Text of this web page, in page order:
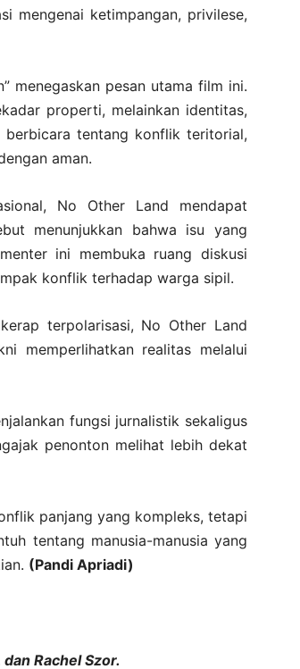
mengenai ketimpangan, privilese,
menegaskan pesan utama film ini.
properti, melainkan identitas,
berbicara tentang konflik teritorial,
aman.
No Other Land mendapat
menunjukkan bahwa isu yang
ini membuka ruang diskusi
konflik terhadap warga sipil.
terpolarisasi, No Other Land
memperlihatkan realitas melalui
fungsi jurnalistik sekaligus
penonton melihat lebih dekat
panjang yang kompleks, tetapi
tentang manusia-manusia yang
(Pandi Apriadi)
Rachel Szor.